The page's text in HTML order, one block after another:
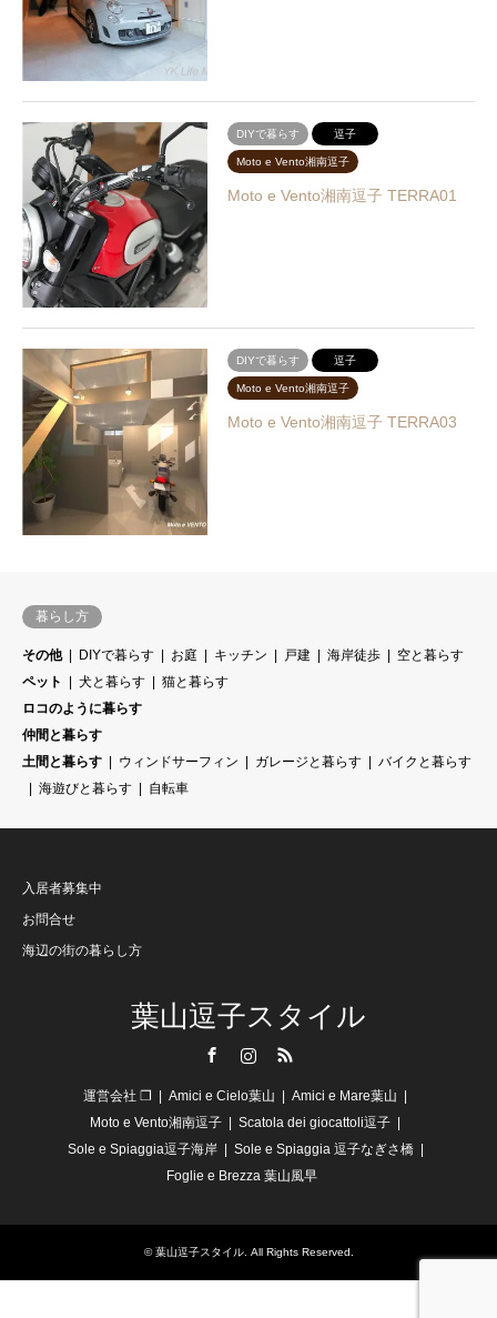
DIYで暮らす 逗子
Moto e Vento湘南逗子
Moto e Vento湘南逗子 TERRA01
DIYで暮らす 逗子
Moto e Vento湘南逗子
Moto e Vento湘南逗子 TERRA03
暮らし方
その他 DIYで暮らす お庭 キッチン 戸建 海岸徒歩
空と暮らす
ペット
犬と暮らす
猫と暮らす
ロコのように暮らす
仲間と暮らす
土間と暮らす
ウィンドサーフィン ガレージと暮らす
バイクと暮らす
海遊びと暮らす
自転車
入居者募集中
お問合せ
海辺の街の暮らし方
葉山逗子スタイル
運営会社 ❐ Amici e Cielo葉山
Amici e Mare葉山
Moto e Vento湘南逗子
Scatola dei giocattoli逗子
Sole e Spiaggia逗子海岸
Sole e Spiaggia 逗子なぎさ橋
Foglie e Brezza 葉山風早
©葉山逗子スタイル. All Rights Reserved.